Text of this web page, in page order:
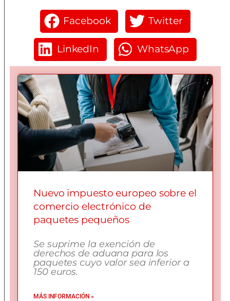
Facebook Twitter
LinkedIn WhatsApp
Nuevo impuesto europeo sobre el
comercio electrónico de
paquetes pequeños
Se suprime la exención de
derechos de aduana para los
paquetes cuyo valor sea inferior a
150 euros.
MÁS INFORMACIÓN »